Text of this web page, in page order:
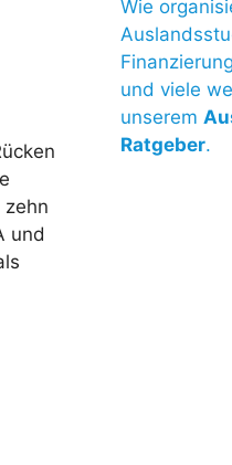
und
Wie
und viele
unserem
Ratgeber.